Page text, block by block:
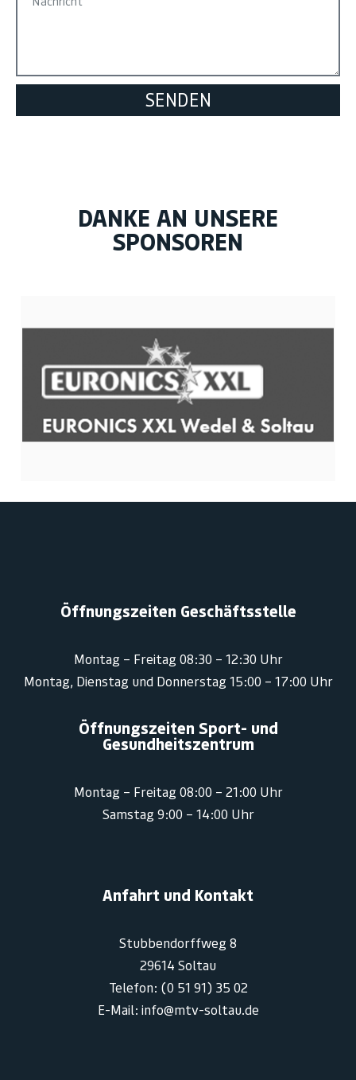
SENDEN
DANKE AN UNSERE
SPONSOREN
Öffnungszeiten Geschäftsstelle
Montag – Freitag 08:30 – 12:30 Uhr
Montag, Dienstag und Donnerstag 15:00 – 17:00 Uhr
Öffnungszeiten Sport- und
Gesundheitszentrum
Montag – Freitag 08:00 – 21:00 Uhr
Samstag 9:00 – 14:00 Uhr
Anfahrt und Kontakt
Stubbendorffweg 8
29614 Soltau
Telefon: (0 51 91) 35 02
E-Mail: info@mtv-soltau.de